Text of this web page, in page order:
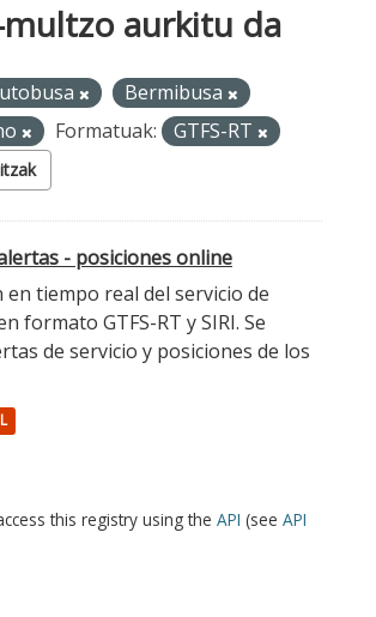
aurkitu da
Bermibusa
Formatuak: GTFS-RT
- posiciones online
tiempo real del servicio de
formato GTFS-RT y SIRI. Se
de servicio y posiciones de los
this registry using the API (see API